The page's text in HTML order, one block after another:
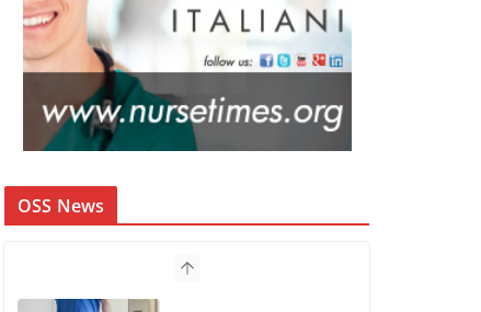
OSS News